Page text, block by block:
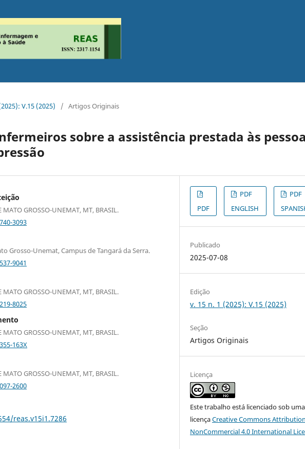
V.15 (2025) / Artigos Originais
sobre a assistência prestada às
MATO GROSSO-UNEMAT, MT, BRASIL.
3093
Grosso-Unemat, Campus de Tangará da Serra.
9041
MATO GROSSO-UNEMAT, MT, BRASIL.
8025
MATO GROSSO-UNEMAT, MT, BRASIL.
163X
MATO GROSSO-UNEMAT, MT, BRASIL.
2600
reas.v15i1.7286
PDF
PDF
ENGLISH
PDF
Publicado
2025-07-08
Edição
v. 15 n. 1 (2025): V.15 (2025)
Seção
Artigos Originais
Licença
Este trabalho está licenciado sob uma
licençaCreative Commons
NonCommercial 4.0 International